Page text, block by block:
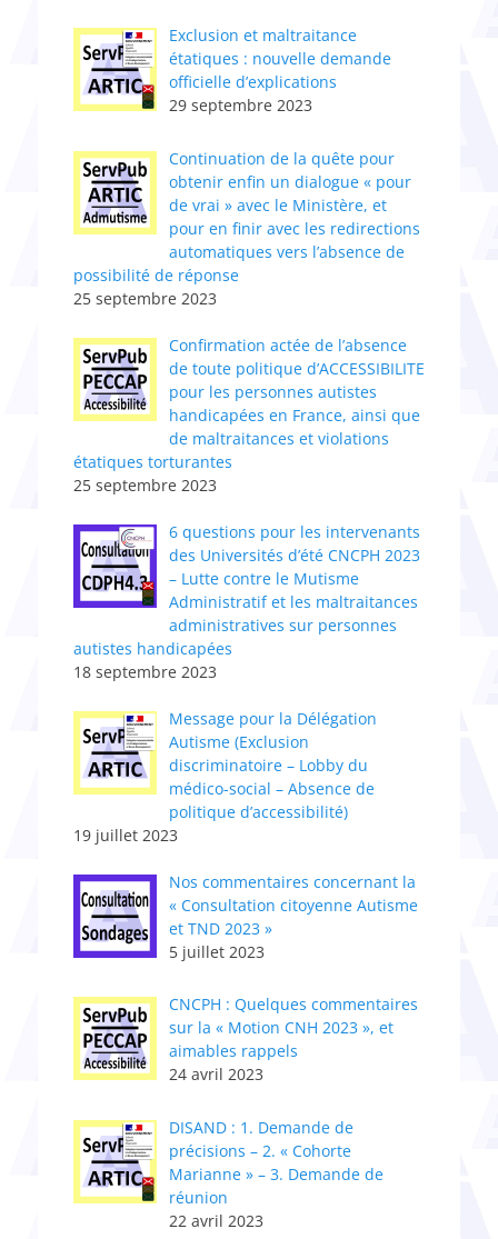
Exclusion et maltraitance
étatiques : nouvelle demande
officielle d’explications
29 septembre 2023
Continuation de la quête pour
obtenir enfin un dialogue « pour
de vrai » avec le Ministère, et
pour en finir avec les redirections
automatiques vers l’absence de
possibilité de réponse
25 septembre 2023
Confirmation actée de l’absence
de toute politique d’ACCESSIBILITE
pour les personnes autistes
handicapées en France, ainsi que
de maltraitances et violations
étatiques torturantes
25 septembre 2023
6 questions pour les intervenants
des Universités d’été CNCPH 2023
– Lutte contre le Mutisme
Administratif et les maltraitances
administratives sur personnes
autistes handicapées
18 septembre 2023
Message pour la Délégation
Autisme (Exclusion
discriminatoire – Lobby du
médico-social – Absence de
politique d’accessibilité)
19 juillet 2023
Nos commentaires concernant la
« Consultation citoyenne Autisme
et TND 2023 »
5 juillet 2023
CNCPH : Quelques commentaires
sur la « Motion CNH 2023 », et
aimables rappels
24 avril 2023
DISAND : 1. Demande de
précisions – 2. « Cohorte
Marianne » – 3. Demande de
réunion
22 avril 2023